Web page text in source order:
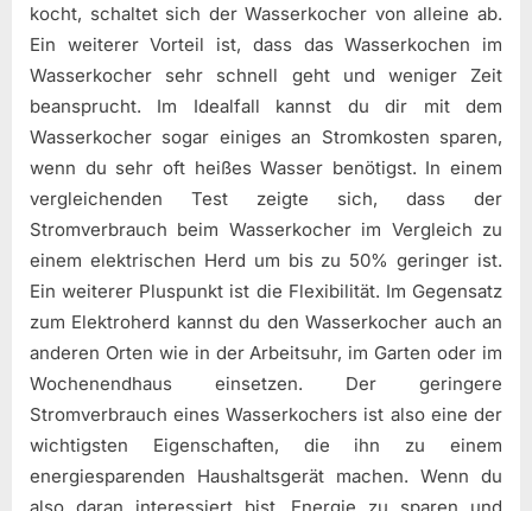
kocht, schaltet sich der Wasserkocher von alleine ab.
Ein weiterer Vorteil ist, dass das Wasserkochen im
Wasserkocher sehr schnell geht und weniger Zeit
beansprucht. Im Idealfall kannst du dir mit dem
Wasserkocher sogar einiges an Stromkosten sparen,
wenn du sehr oft heißes Wasser benötigst. In einem
vergleichenden Test zeigte sich, dass der
Stromverbrauch beim Wasserkocher im Vergleich zu
einem elektrischen Herd um bis zu 50% geringer ist.
Ein weiterer Pluspunkt ist die Flexibilität. Im Gegensatz
zum Elektroherd kannst du den Wasserkocher auch an
anderen Orten wie in der Arbeitsuhr, im Garten oder im
Wochenendhaus einsetzen. Der geringere
Stromverbrauch eines Wasserkochers ist also eine der
wichtigsten Eigenschaften, die ihn zu einem
energiesparenden Haushaltsgerät machen. Wenn du